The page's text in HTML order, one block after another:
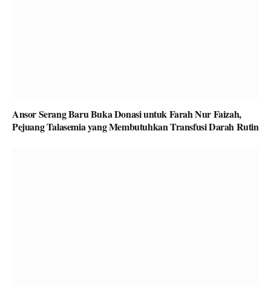
Ansor Serang Baru Buka Donasi untuk Farah Nur Faizah,
Pejuang Talasemia yang Membutuhkan Transfusi Darah Rutin